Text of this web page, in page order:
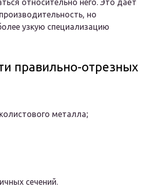
относительно него. Это даёт
но
узкую специализацию
правильно-отрезных
металла;
сечений.